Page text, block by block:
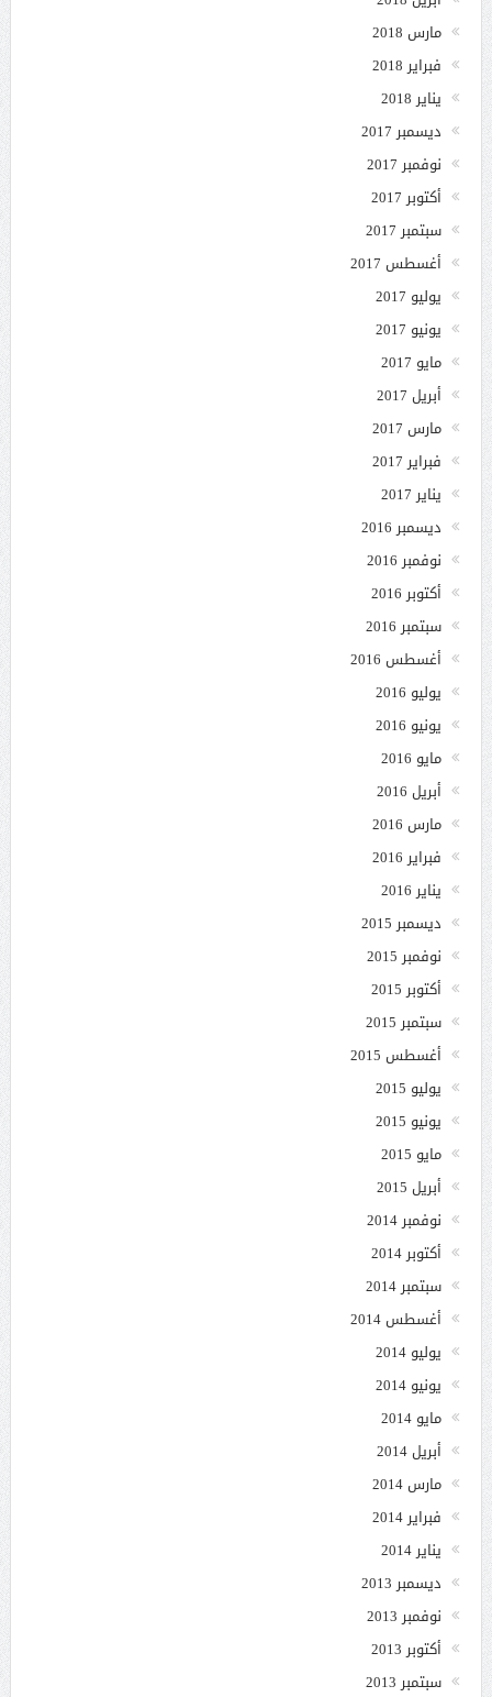
مارس 2018
فبراير 2018
يناير 2018
ديسمبر 2017
نوفمبر 2017
أكتوبر 2017
سبتمبر 2017
أغسطس 2017
يوليو 2017
يونيو 2017
مايو 2017
أبريل 2017
مارس 2017
فبراير 2017
يناير 2017
ديسمبر 2016
نوفمبر 2016
أكتوبر 2016
سبتمبر 2016
أغسطس 2016
يوليو 2016
يونيو 2016
مايو 2016
أبريل 2016
مارس 2016
فبراير 2016
يناير 2016
ديسمبر 2015
نوفمبر 2015
أكتوبر 2015
سبتمبر 2015
أغسطس 2015
يوليو 2015
يونيو 2015
مايو 2015
أبريل 2015
نوفمبر 2014
أكتوبر 2014
سبتمبر 2014
أغسطس 2014
يوليو 2014
يونيو 2014
مايو 2014
أبريل 2014
مارس 2014
فبراير 2014
يناير 2014
ديسمبر 2013
نوفمبر 2013
أكتوبر 2013
سبتمبر 2013